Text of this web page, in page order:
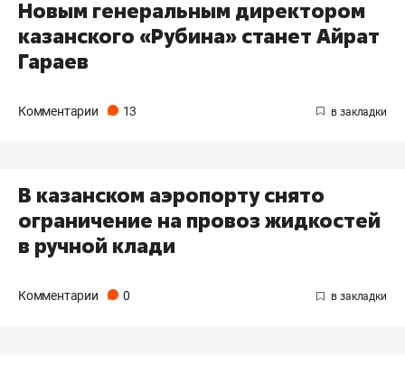
Новым генеральным директором
казанского «Рубина» станет Айрат
Гараев
Комментарии 13
В казанском аэропорту снято
ограничение на провоз жидкостей
в ручной клади
Комментарии 0